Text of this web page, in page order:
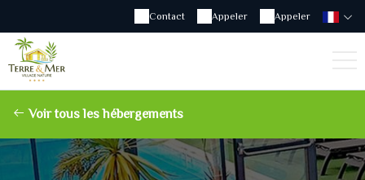
Appeler
Appeler
Contact
Voir tous les hébergements